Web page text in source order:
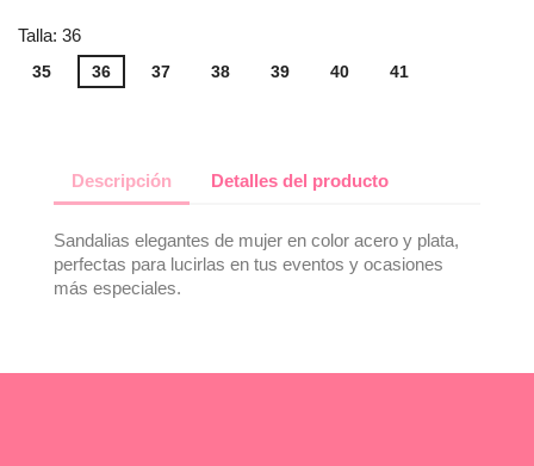
Talla: 36
35 36 37 38 39 40 41
Descripción Detalles del producto
Sandalias elegantes de mujer en color acero y plata,
perfectas para lucirlas en tus eventos y ocasiones
más especiales.